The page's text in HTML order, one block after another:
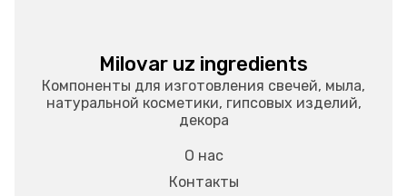
Milovar uz ingredients
Компоненты для изготовления свечей, мыла,
натуральной косметики, гипсовых изделий,
декора
О нас
Контакты